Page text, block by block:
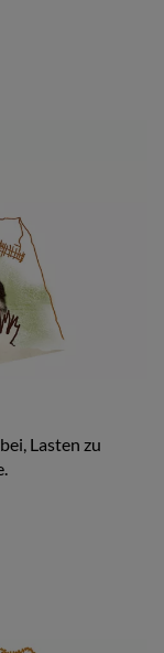
Lasten zu